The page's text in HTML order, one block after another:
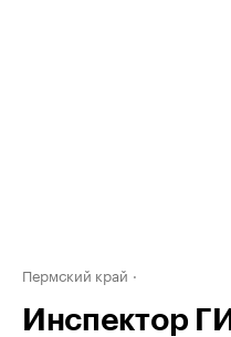
Пермский край
Инспектор